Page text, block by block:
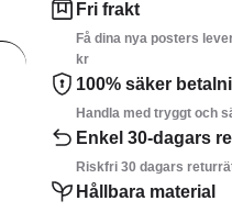
Fri frakt
Få dina nya posters
kr
100% säker
Handla med tryggt och
Enkel 30-dagars
Riskfri 30 dagars
Hållbara material